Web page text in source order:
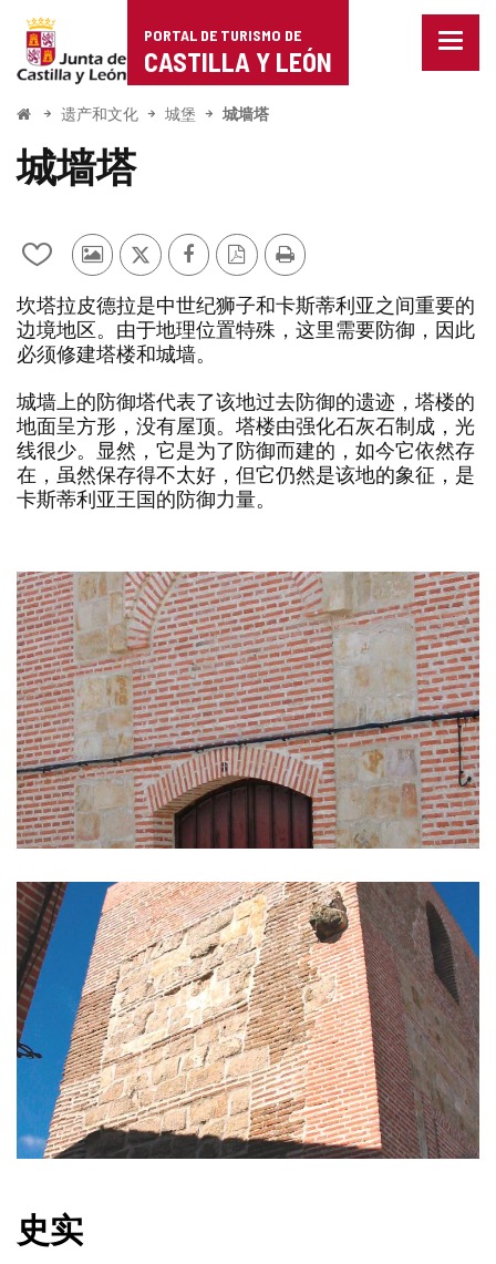
Portal
de
Turismo
de
Castilla
León
PORTAL DE TURISMO DE
CASTILLA Y LEÓN
菜
开
遗产和文化 城堡 城墙塔
城墙塔
从
的
笔
记
中
添
加/
删
除
其
游
客
的
片
推
Facebook
PDF
本
打
坎塔拉皮德拉是中世纪狮子和卡斯蒂利亚之间重要的
边境地区。由于地理位置特殊，这里需要防御，因此
必须修建塔楼和城墙。
城墙上的防御塔代表了该地过去防御的遗迹，塔楼的
地面呈方形，没有屋顶。塔楼由强化石灰石制成，光
线很少。显然，它是为了防御而建的，如今它依然存
在，虽然保存得不太好，但它仍然是该地的象征，是
卡斯蒂利亚王国的防御力量。
图
片
库
史实